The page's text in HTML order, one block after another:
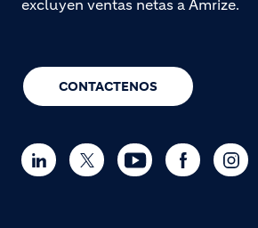
CONTACTENOS
excluyen ventas netas a Amrize.